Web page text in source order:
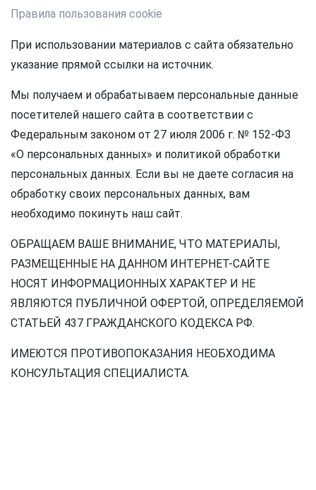
Правила пользования cookie
При использовании материалов с сайта обязательно
указание прямой ссылки на источник.
Мы получаем и обрабатываем персональные данные
посетителей нашего сайта в соответствии с
Федеральным законом от 27 июля 2006 г. № 152-ФЗ
«О персональных данных» и политикой обработки
персональных данных. Если вы не даете согласия на
обработку своих персональных данных, вам
необходимо покинуть наш сайт.
ОБРАЩАЕМ ВАШЕ ВНИМАНИЕ, ЧТО МАТЕРИАЛЫ,
РАЗМЕЩЕННЫЕ НА ДАННОМ ИНТЕРНЕТ-САЙТЕ
НОСЯТ ИНФОРМАЦИОННЫХ ХАРАКТЕР И НЕ
ЯВЛЯЮТСЯ ПУБЛИЧНОЙ ОФЕРТОЙ, ОПРЕДЕЛЯЕМОЙ
СТАТЬЕЙ 437 ГРАЖДАНСКОГО КОДЕКСА РФ.
ИМЕЮТСЯ ПРОТИВОПОКАЗАНИЯ НЕОБХОДИМА
КОНСУЛЬТАЦИЯ СПЕЦИАЛИСТА.